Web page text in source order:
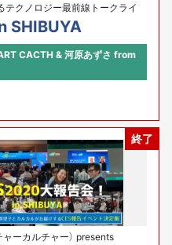
クノロジー最前線トークライ
SHIBUYA
CACTH & 河原あずさ from
終了
ャーカルチャー） presents